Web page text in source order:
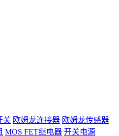
关 欧姆龙连接器 欧姆龙传感器
MOS FET继电器 开关电源